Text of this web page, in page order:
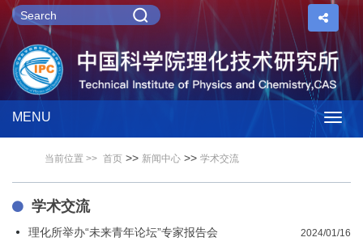
MENU
当前位置 >> 首页 >> 新闻中心 >> 学术交流
学术交流
理化所举办“未来青年论坛”专家报告会 2024/01/16